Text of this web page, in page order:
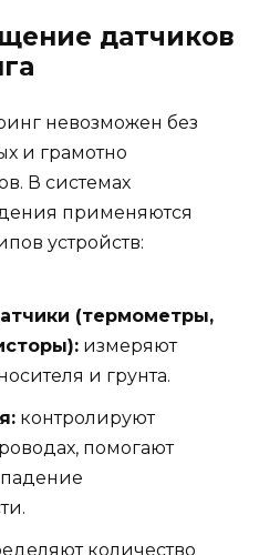
датчиков
невозможен без
и грамотно
В системах
применяются
устройств:
(термометры,
измеряют
и грунта.
контролируют
помогают
количество